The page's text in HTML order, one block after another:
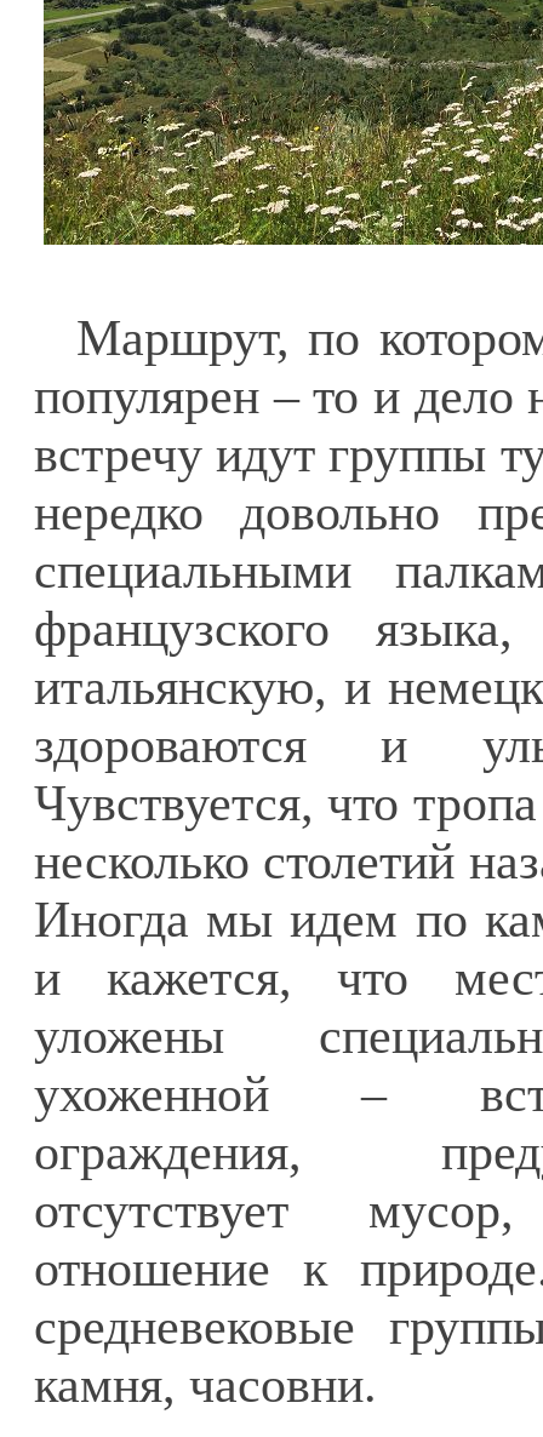
Маршрут, по
популярен – то и дело
встречу идут группы
нередко довольно
специальными
французского
итальянскую, и
здороваются и
Чувствуется, что
несколько столетий
Иногда мы идем по
и кажется, что
уложены
ухоженной –
ограждения,
отсутствует
отношение к
средневековые
камня, часовни.